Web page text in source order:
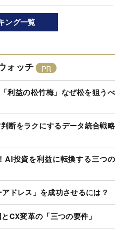
ング一覧
ォッチ
利益の松竹梅」なぜ松を狙うべ
断をラクにするデータ統合戦略
AI投資を利益に転換する三つの
ドレス」を成功させるには？
CX変革の「三つの要件」